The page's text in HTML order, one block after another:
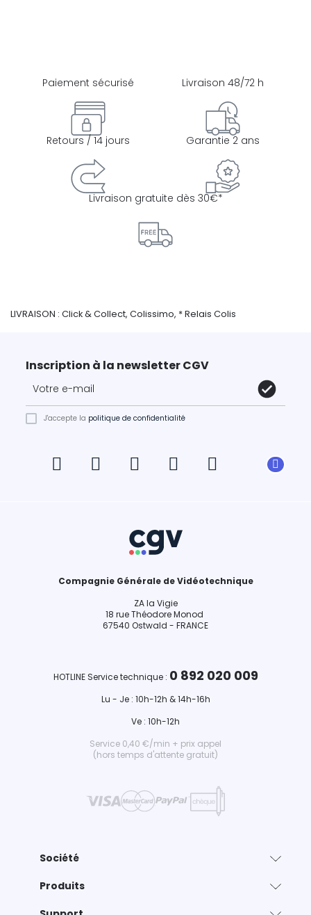
Paiement sécurisé Livraison 48/72 h
Retours / 14 jours Garantie 2 ans
Livraison gratuite dès 30€*
LIVRAISON : Click & Collect, Colissimo, * Relais Colis
Inscription à la newsletter CGV
J'accepte la politique de confidentialité
Compagnie Générale de Vidéotechnique
ZA la Vigie
18 rue Théodore Monod
67540 Ostwald - FRANCE
HOTLINE Service technique : 0 892 020 009
Lu - Je : 10h-12h & 14h-16h
Ve : 10h-12h
Service 0,40 €/min + prix appel
(hors temps d'attente gratuit)
Société
Produits